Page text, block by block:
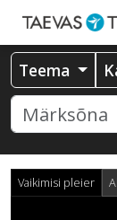
Teema
Vaikimisi pleier